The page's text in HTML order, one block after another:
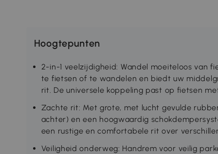
Hoogtepunten
2-in-1 veelzijdigheid: Wandel moeiteloos van
te fietsen of te wandelen en biedt uw
rit. De universele koppeling past op fietsen
Zachte rit: Met grote, met lucht gevulde
achter) en een hoogwaardig
een rustige en comfortabele rit over
Veiligheid onderweg: Handrem voor veilig